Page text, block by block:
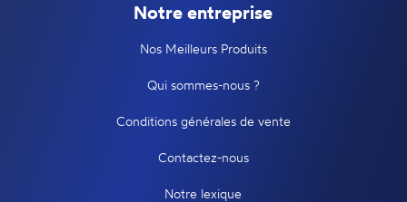
Notre entreprise
Nos Meilleurs Produits
Qui sommes-nous ?
Conditions générales de vente
Contactez-nous
Notre lexique